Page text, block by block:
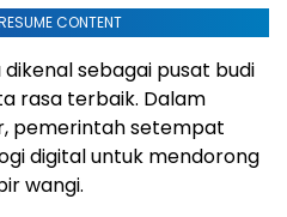
CONTENT
sebagai pusat budi
rasa terbaik. Dalam
pemerintah setempat
digital untuk mendorong
wangi.